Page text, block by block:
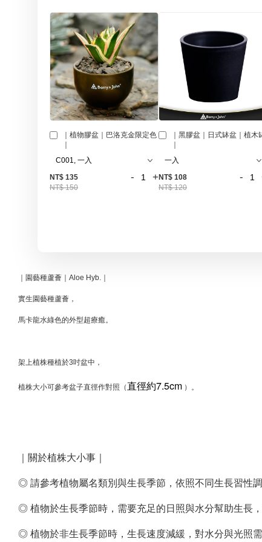
｜植物膠盆｜巴洛克金限定色
NT$ 135
NT$ 150
- +
｜黑膠盆｜日式缽盆｜植木
NT$ 108
NT$ 120
-
｜園藝種蘆薈｜Aloe Hyb.｜
實生園藝種蘆薈，
馬卡龍水綠色的外型超療癒。
架上植株種植於3吋盆中，
植株大小可參考盆子直徑作對照（直徑約7.5cm ）。
｜關於植株大小事｜
◎ 請參考植物屬名類別與生長季節，依照不同生長習性調
◎ 植物於生長季節時，需要充足的日照與水分幫助生長
◎ 植物於非生長季節時，生長速度減緩，對水分與光照